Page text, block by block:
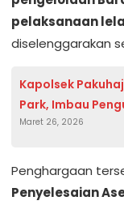
pelaksanaan
diselenggarakan
Kapolsek
Park, Imbau
Jaga Kamtibmas
Maret 26, 2026
Penghargaan
Penyelesaian